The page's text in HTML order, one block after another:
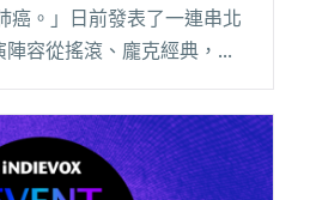
癌。」日前發表了一連串北
容從搖滾、龐克經典，到
甚至放克與嘻哈，整趟巡
樂團體搭配演出！ 根據構
先以「P閱讀全文 "跨年夜
肺癌巡演邀趙一豪、謝明